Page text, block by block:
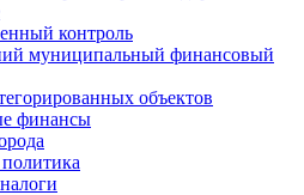
контроль
муниципальный финансовый
объектов
финансы